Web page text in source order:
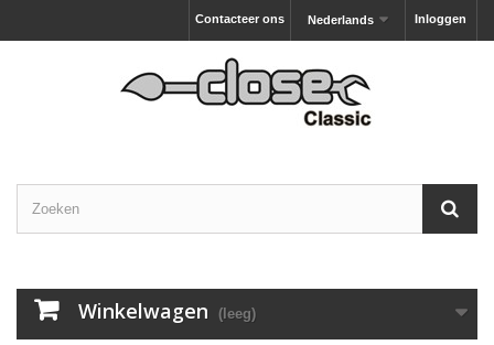
Inloggen
Nederlands
Contacteer ons
Winkelwagen (leeg)